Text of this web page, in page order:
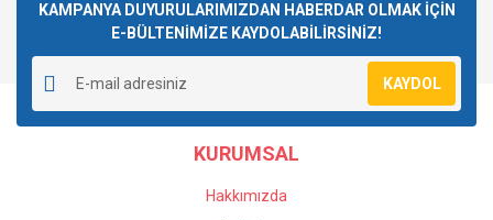
KAMPANYA DUYURULARIMIZDAN HABERDAR OLMAK İÇİN
E-BÜLTENİMİZE KAYDOLABİLİRSİNİZ!
KAYDOL
KURUMSAL
Hakkımızda